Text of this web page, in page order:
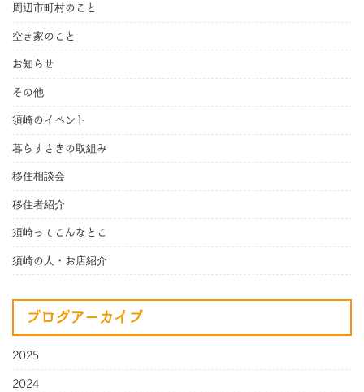
周辺市町村のこと
空き家のこと
お知らせ
その他
須崎のイベント
暮らすさきの取組み
移住相談会
移住者紹介
須崎ってこんなとこ
須崎の人・お店紹介
ブログアーカイブ
2025
2024